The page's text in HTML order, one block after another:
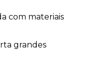
com materiais
grandes